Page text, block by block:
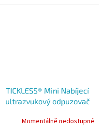
TICKLESS® Mini Nabíjecí
ultrazvukový odpuzovač
Greek blue
Momentálně nedostupné